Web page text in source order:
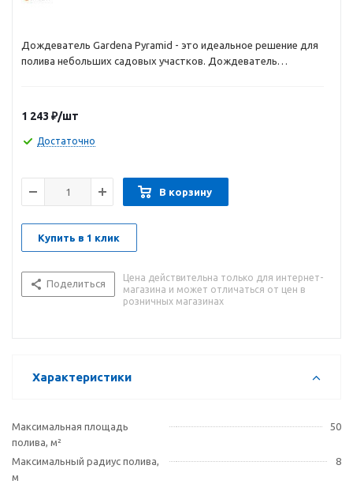
Дождеватель Gardena Pyramid - это идеальное решение для
полива небольших садовых участков. Дождеватель
1 243 ₽/шт
Достаточно
В корзину
Купить в 1 клик
Поделиться
Цена действительна только для интернет-
магазина и может отличаться от цен в
розничных магазинах
Характеристики
Максимальная площадь
полива, м²
50
Максимальный радиус полива,
м
8